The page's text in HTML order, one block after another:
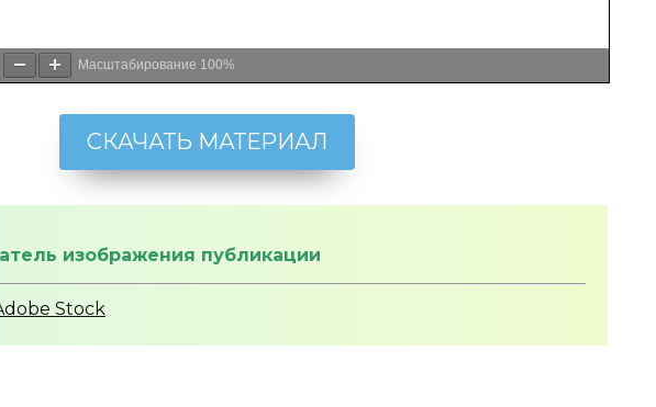
Масштабирование 100%
СКАЧАТЬ МАТЕРИАЛ
изображения публикации
Stock